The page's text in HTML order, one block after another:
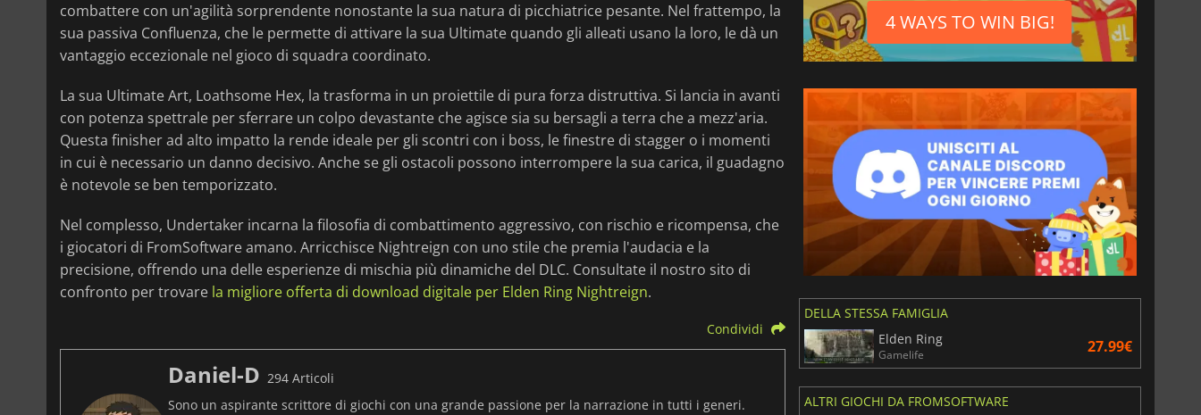
combattere con un'agilità sorprendente nonostante la sua natura di picchiatrice pesante. Nel frattempo, la
sua passiva Confluenza, che le permette di attivare la sua Ultimate quando gli alleati usano la loro, le dà un
vantaggio eccezionale nel gioco di squadra coordinato.
La sua Ultimate Art, Loathsome Hex, la trasforma in un proiettile di pura forza distruttiva. Si lancia in avanti
con potenza spettrale per sferrare un colpo devastante che agisce sia su bersagli a terra che a mezz'aria.
Questa finisher ad alto impatto la rende ideale per gli scontri con i boss, le finestre di stagger o i momenti
in cui è necessario un danno decisivo. Anche se gli ostacoli possono interrompere la sua carica, il guadagno
è notevole se ben temporizzato.
Nel complesso, Undertaker incarna la filosofia di combattimento aggressivo, con rischio e ricompensa, che
i giocatori di FromSoftware amano. Arricchisce Nightreign con uno stile che premia l'audacia e la
precisione, offrendo una delle esperienze di mischia più dinamiche del DLC. Consultate il nostro sito di
confronto per trovare la migliore offerta di download digitale per Elden Ring Nightreign.
Condividi
Daniel-D 294 Articoli
Sono un aspirante scrittore di giochi con una grande passione per la narrazione in tutti i generi.
4 WAYS TO WIN BIG!
DELLA STESSA FAMIGLIA
Elden Ring
Gamelife 27.99€
ALTRI GIOCHI DA FROMSOFTWARE